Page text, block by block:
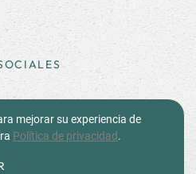
mejorar su experiencia de
Política de privacidad.